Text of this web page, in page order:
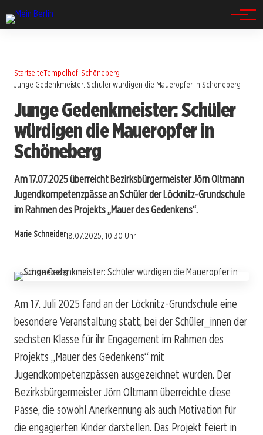
StartseiteTempelhof-Schöneberg
Junge Gedenkmeister: Schüler würdigen die Maueropfer in Schöneberg
Junge Gedenkmeister: Schüler
würdigen die Maueropfer in
Schöneberg
Am 17.07.2025 überreicht Bezirksbürgermeister Jörn Oltmann
Jugendkompetenzpässe an Schüler der Löcknitz-Grundschule
im Rahmen des Projekts „Mauer des Gedenkens“.
Marie Schneider18.07.2025, 10:30 Uhr
Am 17. Juli 2025 fand an der Löcknitz-Grundschule eine
besondere Veranstaltung statt, bei der Schüler_innen der
sechsten Klasse für ihr Engagement im Rahmen des
Projekts „Mauer des Gedenkens“ mit
Jugendkompetenzpässen ausgezeichnet wurden. Der
Bezirksbürgermeister Jörn Oltmann überreichte diese
Pässe, die sowohl Anerkennung als auch Motivation für
die engagierten Kinder darstellen. Das Projekt feiert in